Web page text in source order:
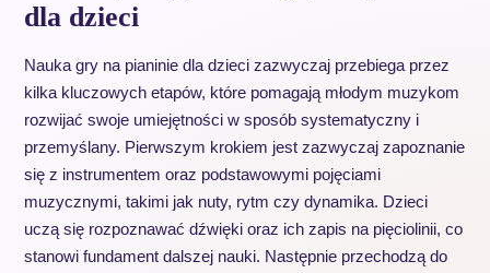
dla dzieci
Nauka gry na pianinie dla dzieci zazwyczaj przebiega przez
kilka kluczowych etapów, które pomagają młodym muzykom
rozwijać swoje umiejętności w sposób systematyczny i
przemyślany. Pierwszym krokiem jest zazwyczaj zapoznanie
się z instrumentem oraz podstawowymi pojęciami
muzycznymi, takimi jak nuty, rytm czy dynamika. Dzieci
uczą się rozpoznawać dźwięki oraz ich zapis na pięciolinii, co
stanowi fundament dalszej nauki. Następnie przechodzą do